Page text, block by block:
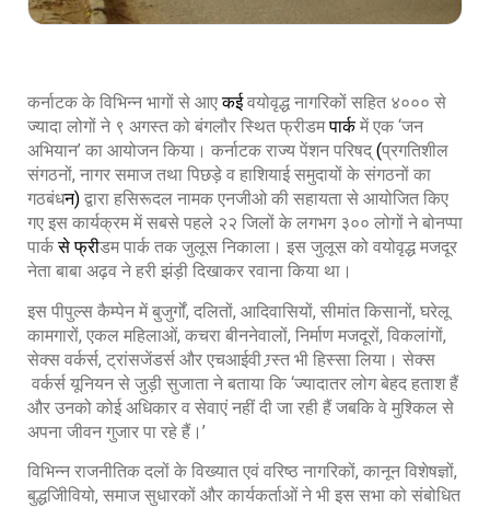
कर्नाटक के विभिन्न भागों से आएकईवयोवृद्ध नागरिकों सहित ४००० से
ज्यादा लोगों ने ९ अगस्त को बंगलौर स्थित फ्रीडमपार्कमें एक ‘जन
अभियान’ का आयोजन किया। कर्नाटक राज्य पेंशन परिषद् (प्रगतिशील
संगठनों, नागर समाज तथा पिछड़े व हाशियाई समुदायों के संगठनों का
गठबंधन) द्वारा हसिरूदल नामक एनजीओ की सहायता से आयोजित किए
गए इस कार्यक्रम में सबसे पहले २२ जिलों के लगभग ३०० लोगों ने बोनप्पा
पार्क से फ्रीडम पार्क तक जुलूस निकाला। इस जुलूस को वयोवृद्ध मजदूर
नेता बाबा अढ़व ने हरी झंड़ी दिखाकर रवाना किया था।
इस पीपुल्स कैम्पेन में बुजुर्गों, दलितों, आदिवासियों, सीमांत किसानों, घरेलू
कामगारों, एकल महिलाओं, कचरा बीननेवालों, निर्माण मजदूरों, विकलांगों,
सेक्स वर्कर्स, ट्रांसजेंडर्स और एचआईवी ग्र्स्त भी हिस्सा लिया। सेक्स
वर्कर्स यूनियन से जुड़ी सुजाता ने बताया कि ‘ज्यादातर लोग बेहद हताश हैं
और उनको कोई अधिकार व सेवाएं नहीं दी जा रही हैं जबकि वे मुश्किल से
अपना जीवन गुजार पा रहे हैं।’
विभिन्न राजनीतिक दलों के विख्यात एवं वरिष्ठ नागरिकों, कानून विशेषज्ञों,
बुद्धजिीवियो, समाज सुधारकों और कार्यकर्ताओं ने भी इस सभा को संबोधित